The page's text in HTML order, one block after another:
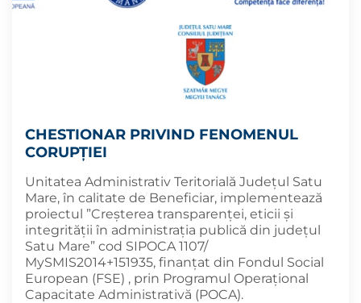
CHESTIONAR PRIVIND FENOMENUL
CORUPȚIEI
Unitatea Administrativ Teritorială Județul Satu
Mare, în calitate de Beneficiar, implementează
proiectul ”Creșterea transparenței, eticii și
integrității în administrația publică din județul
Satu Mare” cod SIPOCA 1107/
MySMIS2014+151935, finanțat din Fondul Social
European (FSE) , prin Programul Operațional
Capacitate Administrativă (POCA).